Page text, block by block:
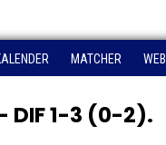
MATCHER
DIF 1-3 (0-2).